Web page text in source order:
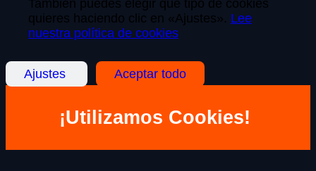
También puedes elegir qué tipo de cookies
quieres haciendo clic en «Ajustes». Lee
nuestra política de cookies
Ajustes Aceptar todo
¡Utilizamos Cookies!